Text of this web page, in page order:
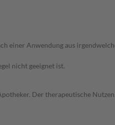
einer Anwendung aus
nicht geeignet ist.
Der therapeutische